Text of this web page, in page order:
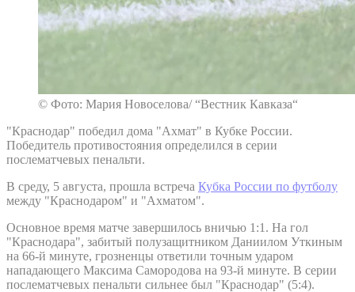
© Фото: Мария Новоселова/ “Вестник Кавказа“
"Краснодар" победил дома "Ахмат" в Кубке России.
Победитель противостояния определился в серии
послематчевых пенальти.
В среду, 5 августа, прошла встреча Кубка России по футболу
между "Краснодаром" и "Ахматом".
Основное время матче завершилось вничью 1:1. На гол
"Краснодара", забитый полузащитником Даниилом Уткиным
на 66-й минуте, грозненцы ответили точным ударом
нападающего Максима Самородова на 93-й минуте. В серии
послематчевых пенальти сильнее был "Краснодар" (5:4).